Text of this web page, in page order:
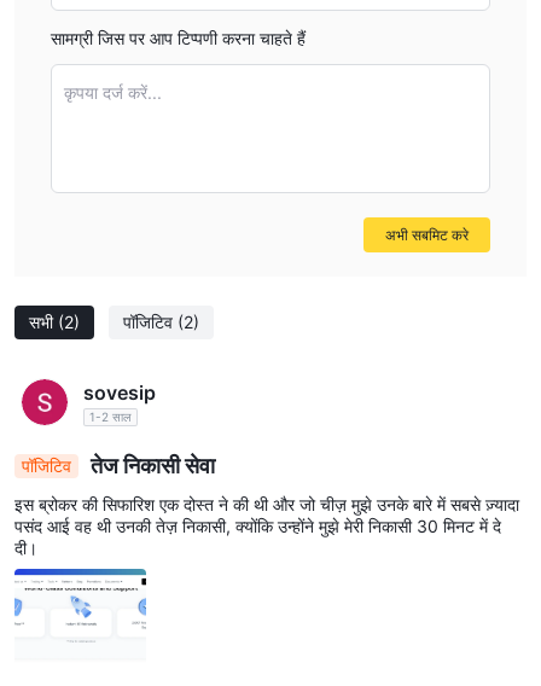
सभी (2) पॉजिटिव (2)
sovesip
1-2 साल
पॉजिटिव तेज निकासी सेवा
इस ब्रोकर की सिफारिश एक दोस्त ने की थी और जो चीज़ मुझे उनके बारे में सबसे ज़्यादा
पसंद आई वह थी उनकी तेज़ निकासी, क्योंकि उन्होंने मुझे मेरी निकासी 30 मिनट में दे
दी।
सामग्री जिस पर आप टिप्पणी करना चाहते हैं
कृपया दर्ज करें...
अभी सबमिट करे